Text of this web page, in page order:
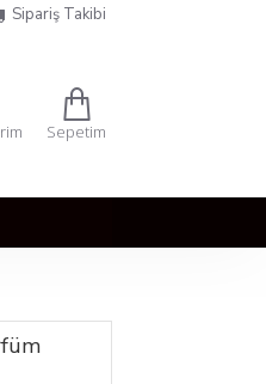
Sipariş Takibi
Sepetim